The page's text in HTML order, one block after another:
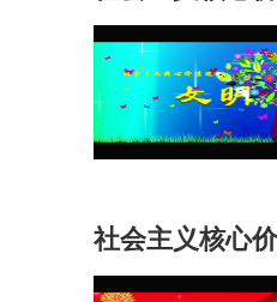
社会主义核心